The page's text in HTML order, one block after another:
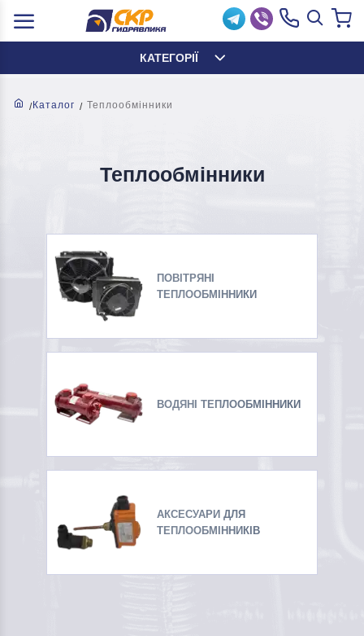
КАТЕГОРІЇ
Каталог Теплообмінники
Теплообмінники
ПОВІТРЯНІ
ТЕПЛООБМІННИКИ
ВОДЯНІ ТЕПЛООБМІННИКИ
АКСЕСУАРИ ДЛЯ
ТЕПЛООБМІННИКІВ